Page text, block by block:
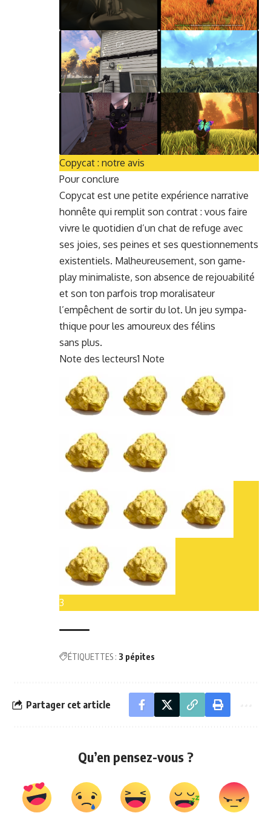
Copy­cat : notre avis
Pour con­clure
Copy­cat est une petite expéri­ence nar­ra­tive
hon­nête qui rem­plit son con­trat : vous faire
vivre le quo­ti­di­en d’un chat de refuge avec
ses joies, ses peines et ses ques­tion­nements
exis­ten­tiels. Mal­heureuse­ment, son game­
play min­i­mal­iste, son absence de rejoua­bil­ité
et son ton par­fois trop moral­isa­teur
l’empêchent de sor­tir du lot. Un jeu sym­pa­
thique pour les amoureux des félins
sans plus.
Note des lecteurs1 Note
3
ÉTIQUETTES : 3 pépites
Partager cet article
Qu’en pensez-vous ?